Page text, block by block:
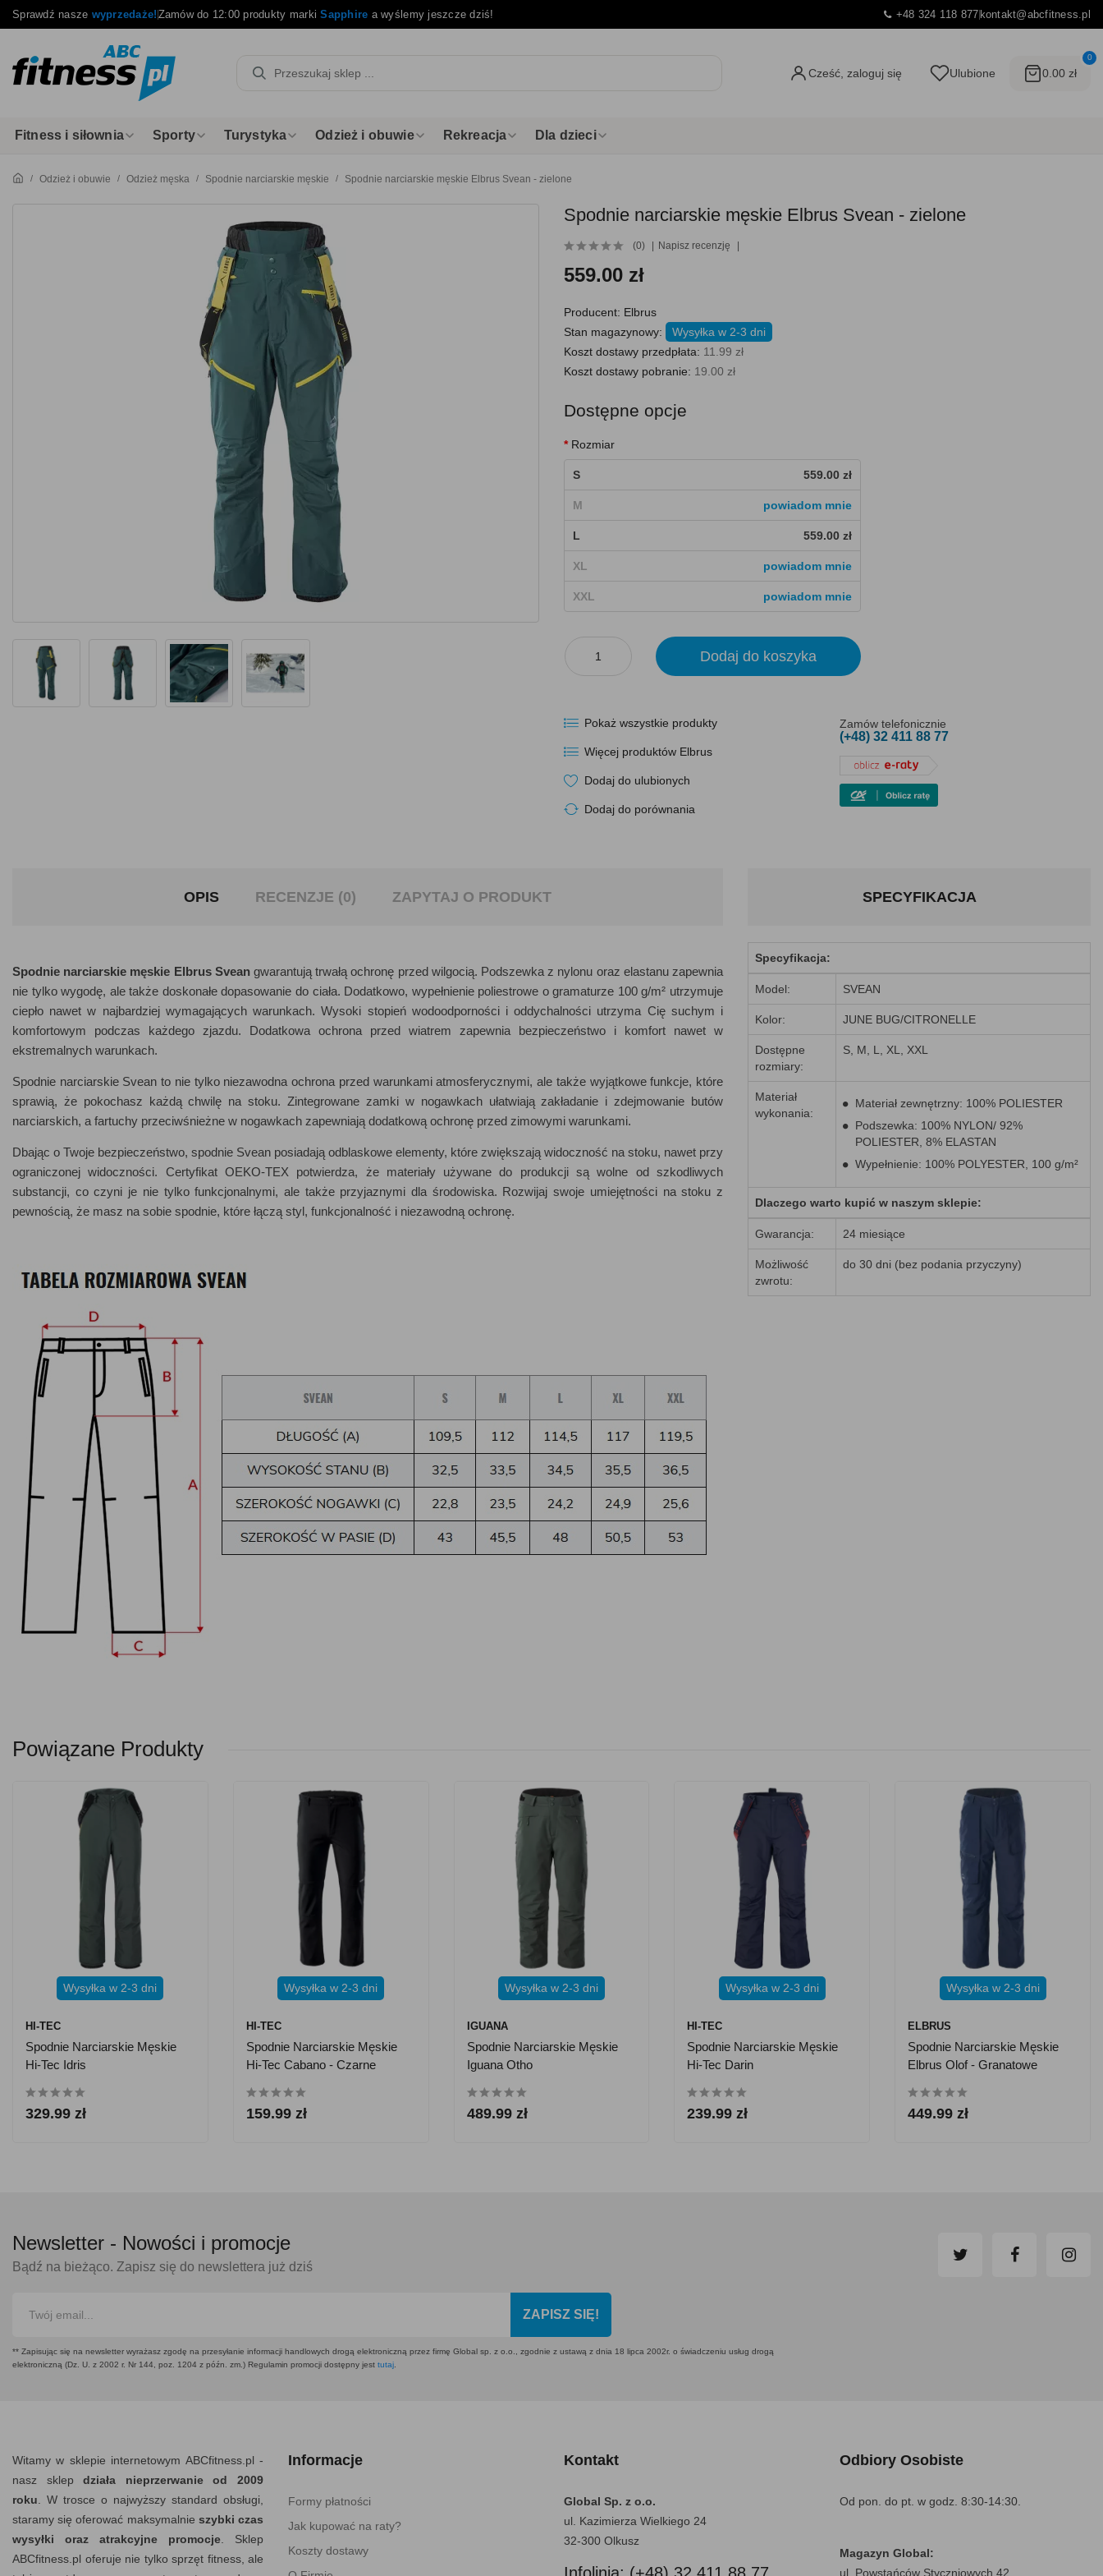
Sprawdź nasze wyprzedaże!Zamów do 12:00 produkty markiSapphire a wyślemy jeszcze dziś! +48 324 118 877kontakt@abcfitness.pl
Cześć, zaloguj się Ulubione
0
0.00 zł
Fitness i siłownia Sporty Turystyka Odzież i obuwie Rekreacja Dla dzieci
Odzież i obuwie Odzież męska Spodnie narciarskie męskie Spodnie narciarskie męskie Elbrus Svean - zielone
Spodnie narciarskie męskie Elbrus Svean - zielone
(0) Napisz recenzję
559.00 zł
Producent: Elbrus
Stan magazynowy:
Wysyłka w 2-3 dni
Koszt dostawy przedpłata: 11.99 zł
Koszt dostawy pobranie: 19.00 zł
Dostępne opcje
Rozmiar
S 559.00 zł
M powiadom mnie
L 559.00 zł
XL powiadom mnie
XXL powiadom mnie
Dodaj do koszyka
Pokaż wszystkie produkty
Więcej produktów Elbrus
Dodaj do ulubionych
Dodaj do porównania
Zamów telefonicznie
(+48) 32 411 88 77
OPIS RECENZJE (0) ZAPYTAJ O PRODUKT
Spodnie narciarskie męskie Elbrus Sveangwarantują trwałą ochronę przed wilgocią. Podszewka z nylonu oraz elastanu zapewnia
nie tylko wygodę, ale także doskonałe dopasowanie do ciała. Dodatkowo, wypełnienie poliestrowe o gramaturze 100 g/m² utrzymuje
ciepło nawet w najbardziej wymagających warunkach. Wysoki stopień wodoodporności i oddychalności utrzyma Cię suchym i
komfortowym podczas każdego zjazdu. Dodatkowa ochrona przed wiatrem zapewnia bezpieczeństwo i komfort nawet w
ekstremalnych warunkach.
Spodnie narciarskie Svean to nie tylko niezawodna ochrona przed warunkami atmosferycznymi, ale także wyjątkowe funkcje, które
sprawią, że pokochasz każdą chwilę na stoku. Zintegrowane zamki w nogawkach ułatwiają zakładanie i zdejmowanie butów
narciarskich, a fartuchy przeciwśnieżne w nogawkach zapewniają dodatkową ochronę przed zimowymi warunkami.
Dbając o Twoje bezpieczeństwo, spodnie Svean posiadają odblaskowe elementy, które zwiększają widoczność na stoku, nawet przy
ograniczonej widoczności. Certyfikat OEKO-TEX potwierdza, że materiały używane do produkcji są wolne od szkodliwych
substancji, co czyni je nie tylko funkcjonalnymi, ale także przyjaznymi dla środowiska. Rozwijaj swoje umiejętności na stoku z
pewnością, że masz na sobie spodnie, które łączą styl, funkcjonalność i niezawodną ochronę.
SPECYFIKACJA
Specyfikacja:
Model: SVEAN
Kolor: JUNE BUG/CITRONELLE
Dostępne
rozmiary:
S, M, L, XL, XXL
Materiał
wykonania:
Materiał zewnętrzny: 100% POLIESTER
Podszewka: 100% NYLON/ 92%
POLIESTER, 8% ELASTAN
Wypełnienie: 100% POLYESTER, 100 g/m²
Dlaczego warto kupić w naszym sklepie:
Gwarancja: 24 miesiące
Możliwość
zwrotu:
do 30 dni (bez podania przyczyny)
Powiązane Produkty
Wysyłka w 2-3 dni
HI-TEC
Spodnie Narciarskie Męskie
Hi-Tec Idris
329.99 zł
Wysyłka w 2-3 dni
HI-TEC
Spodnie Narciarskie Męskie
Hi-Tec Cabano - Czarne
159.99 zł
Wysyłka w 2-3 dni
IGUANA
Spodnie Narciarskie Męskie
Iguana Otho
489.99 zł
Wysyłka w 2-3 dni
HI-TEC
Spodnie Narciarskie Męskie
Hi-Tec Darin
239.99 zł
Wysyłka w 2-3 dni
ELBRUS
Spodnie Narciarskie Męskie
Elbrus Olof - Granatowe
449.99 zł
Newsletter - Nowości i promocje
Bądź na bieżąco. Zapisz się do newslettera już dziś
ZAPISZ SIĘ!
** Zapisując się na newsletter wyrażasz zgodę na przesyłanie informacji handlowych drogą elektroniczną przez firmę Global sp. z o.o., zgodnie z ustawą z dnia 18 lipca 2002r. o świadczeniu usług drogą
elektroniczną (Dz. U. z 2002 r. Nr 144, poz. 1204 z późn. zm.) Regulamin promocji dostępny jest tutaj
Witamy w sklepie internetowym ABCfitness.pl -
nasz sklepdziała nieprzerwanie od 2009
roku . W trosce o najwyższy standard obsługi,
staramy się oferować maksymalnie szybki czas
wysyłki oraz atrakcyjne promocje . Sklep
ABCfitness.pl oferuje nie tylko sprzęt fitness, ale
Informacje
Formy płatności
Jak kupować na raty?
Koszty dostawy
Kontakt
Global Sp. z o.o.
ul. Kazimierza Wielkiego 24
32-300 Olkusz
Odbiory Osobiste
Od pon. do pt. w godz. 8:30-14:30.
Magazyn Global:
ul. Powstańców Styczniowych 42